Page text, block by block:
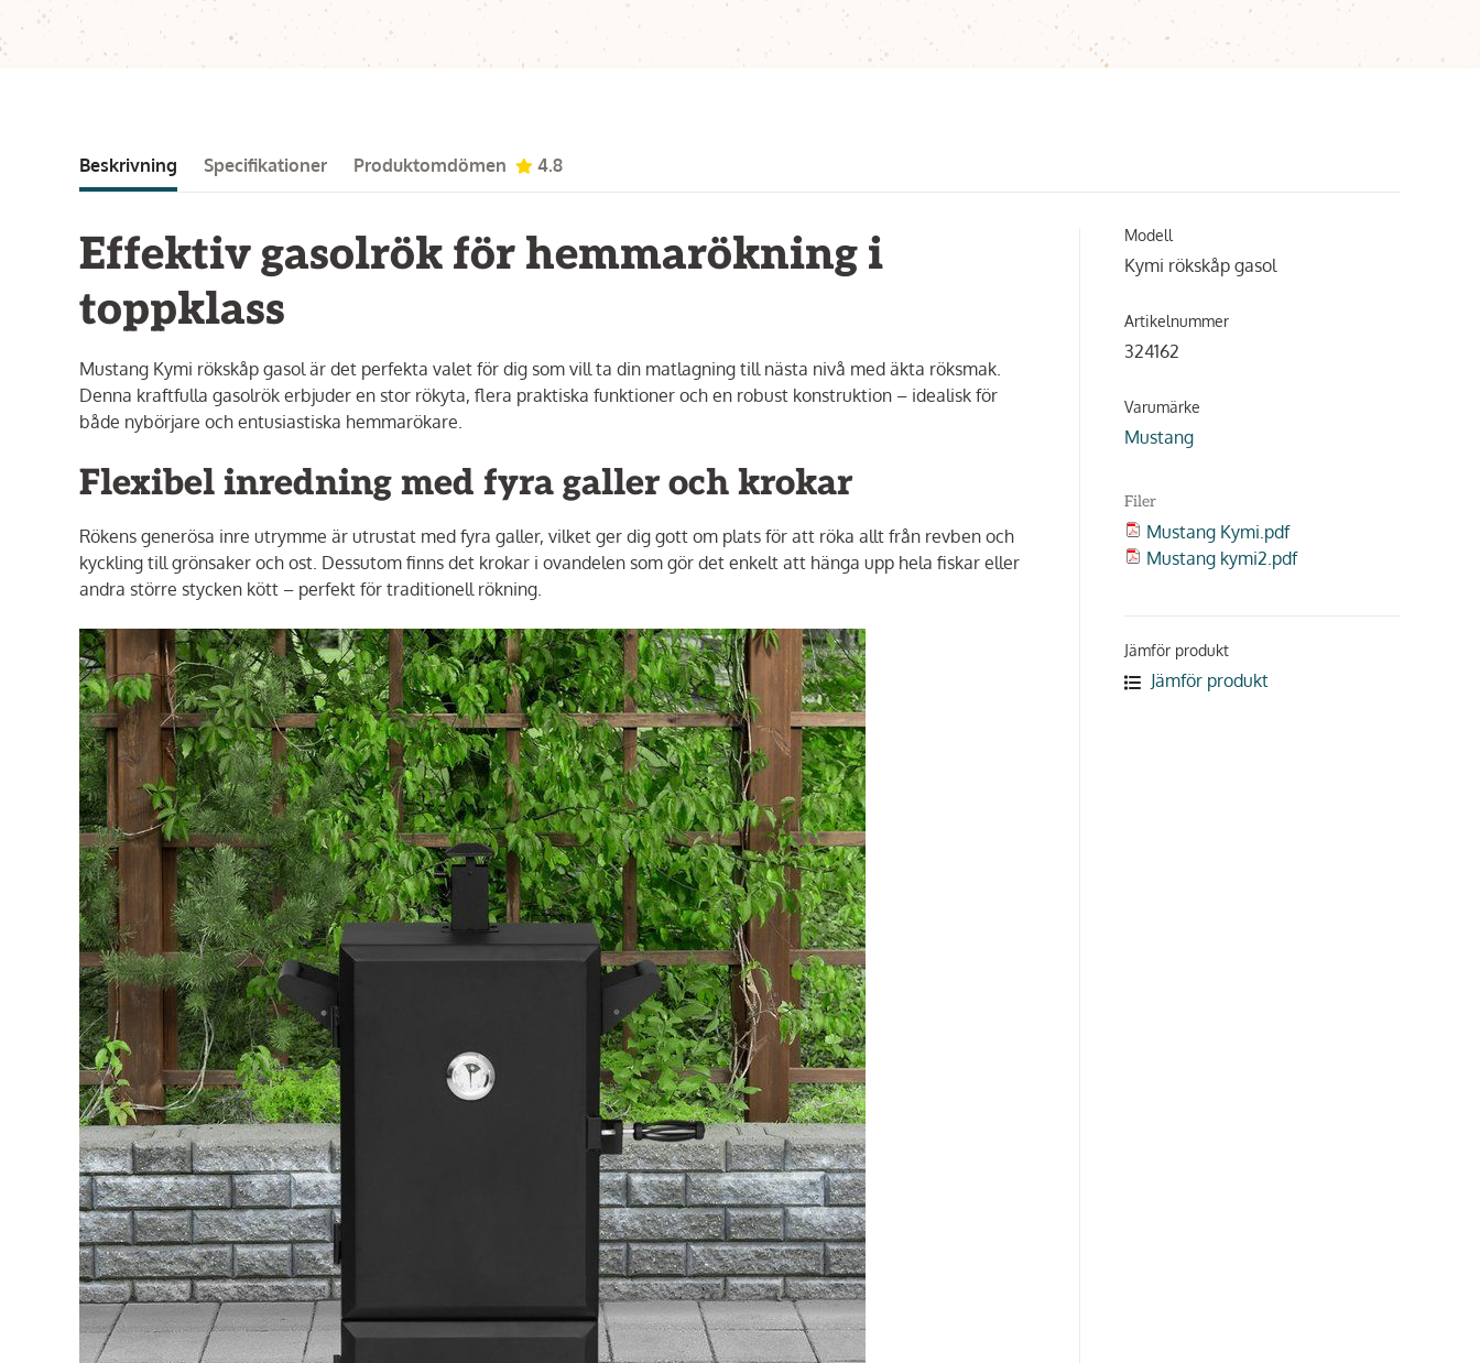
Beskrivning Specifikationer Produktomdömen 4.8
Effektiv gasolrök för hemmarökning i
toppklass
Mustang Kymi rökskåp gasol är det perfekta valet för dig som vill ta din matlagning till nästa nivå med äkta röksmak.
Denna kraftfulla gasolrök erbjuder en stor rökyta, flera praktiska funktioner och en robust konstruktion – idealisk för
både nybörjare och entusiastiska hemmarökare.
Flexibel inredning med fyra galler och krokar
Rökens generösa inre utrymme är utrustat med fyra galler, vilket ger dig gott om plats för att röka allt från revben och
kyckling till grönsaker och ost. Dessutom finns det krokar i ovandelen som gör det enkelt att hänga upp hela fiskar eller
andra större stycken kött – perfekt för traditionell rökning.
Modell
Kymi rökskåp gasol
Artikelnummer
324162
Varumärke
Mustang
Filer
Mustang Kymi.pdf
Mustang kymi2.pdf
Jämför produkt
Jämför produkt